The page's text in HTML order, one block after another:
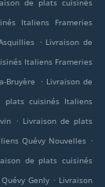
de plats cuisinés
Italiens Frameries
. Livraison de
Italiens Frameries
Bruyère . Livraison de
plats cuisinés Italiens
. Livraison de plats
Quévy Nouvelles .
de plats cuisinés
Genly . Livraison